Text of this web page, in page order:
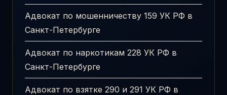
Адвокат по мошенничеству 159 УК РФ в
Санкт-Петербурге
Адвокат по наркотикам 228 УК РФ в
Санкт-Петербурге
Адвокат по взятке 290 и 291 УК РФ в